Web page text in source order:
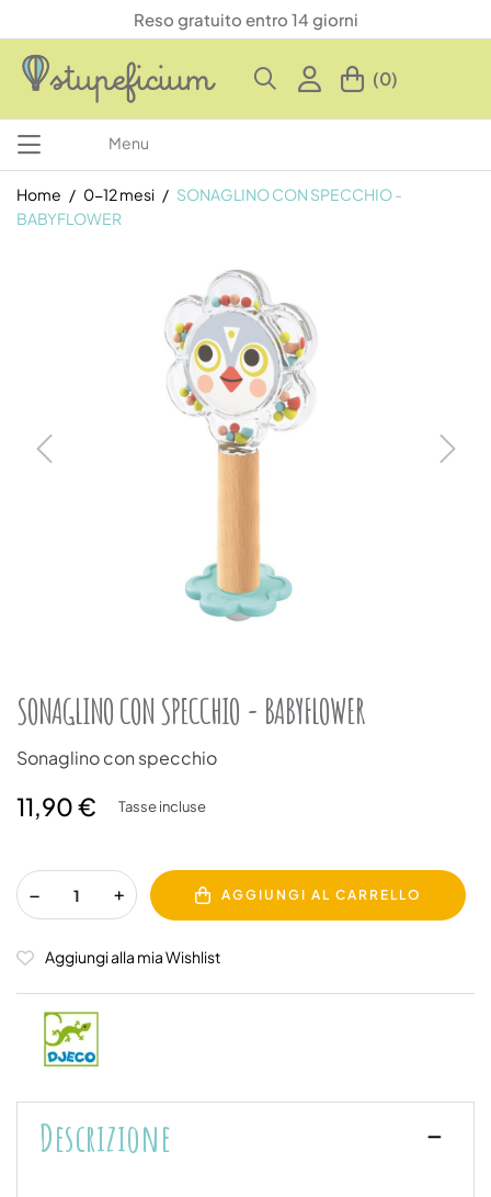
Reso gratuito entro 14 giorni
(0)
Menu
Home 0-12 mesi
SONAGLINO CON SPECCHIO -
BABYFLOWER
SONAGLINO CON SPECCHIO - BABYFLOWER
Sonaglino con specchio
11,90 € Tasse incluse
AGGIUNGI AL CARRELLO
Aggiungi alla mia Wishlist
Descrizione